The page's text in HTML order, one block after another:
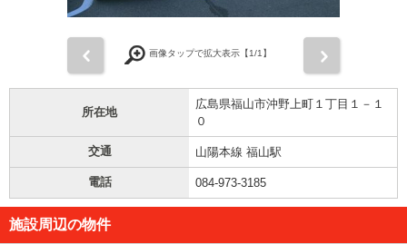
画像タップで拡大表示【1/1】
所在地
広島県福山市沖野上町１丁目１－１
０
交通 山陽本線 福山駅
電話 084-973-3185
施設周辺の物件